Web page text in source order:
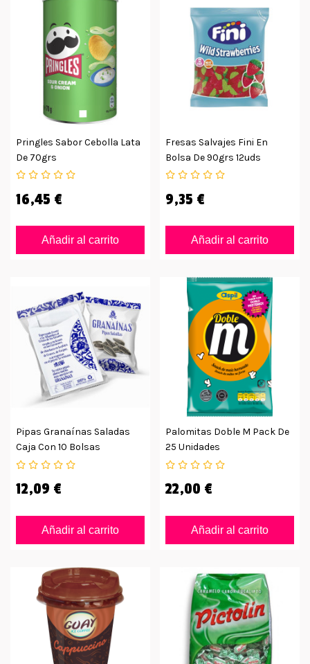
Pringles Sabor Cebolla Lata
De 70grs
16,45 €
Añadir al carrito
Fresas Salvajes Fini En
Bolsa De 90grs 12uds
9,35 €
Añadir al carrito
Pipas Granaínas Saladas
Caja Con 10 Bolsas
12,09 €
Añadir al carrito
Palomitas Doble M Pack De
25 Unidades
22,00 €
Añadir al carrito